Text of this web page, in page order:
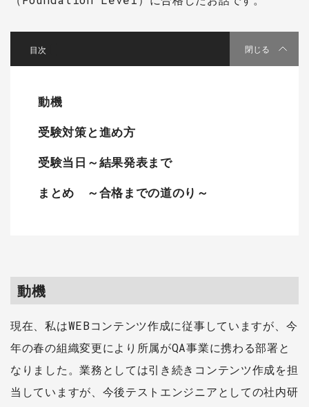
閉じる
動機
受験対策と進め方
受験当日～結果発表まで
まとめ ～合格までの道のり～
動機
現在、私はWEBコンテンツ作成に従事していますが、今
年の春の組織変更により所属がQA事業に携わる部署と
なりました。業務としては引き続きコンテンツ作成を担
当していますが、今後テストエンジニアとしての社内研